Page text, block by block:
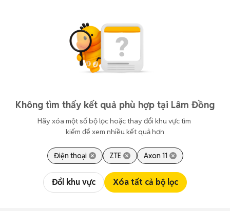
Không tìm thấy kết quả phù hợp tại Lâm Đồng
Hãy xóa một số bộ lọc hoặc thay đổi khu vực tìm
kiếm để xem nhiều kết quả hơn
Điện thoại ZTE Axon 11
Đổi khu vực Xóa tất cả bộ lọc